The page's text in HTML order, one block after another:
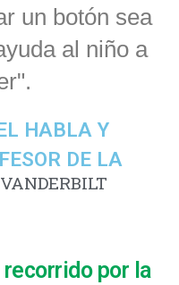
un botón sea
al niño a
HABLA Y
DE LA
por la